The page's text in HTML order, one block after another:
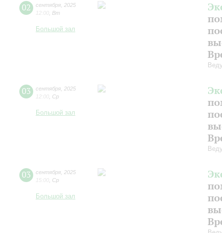
02 сентября 2025
12:00 Вт
Большой зал
03 сентября 2025
12:00 Ср
Большой зал
03 сентября 2025
15:00 Ср
Большой зал